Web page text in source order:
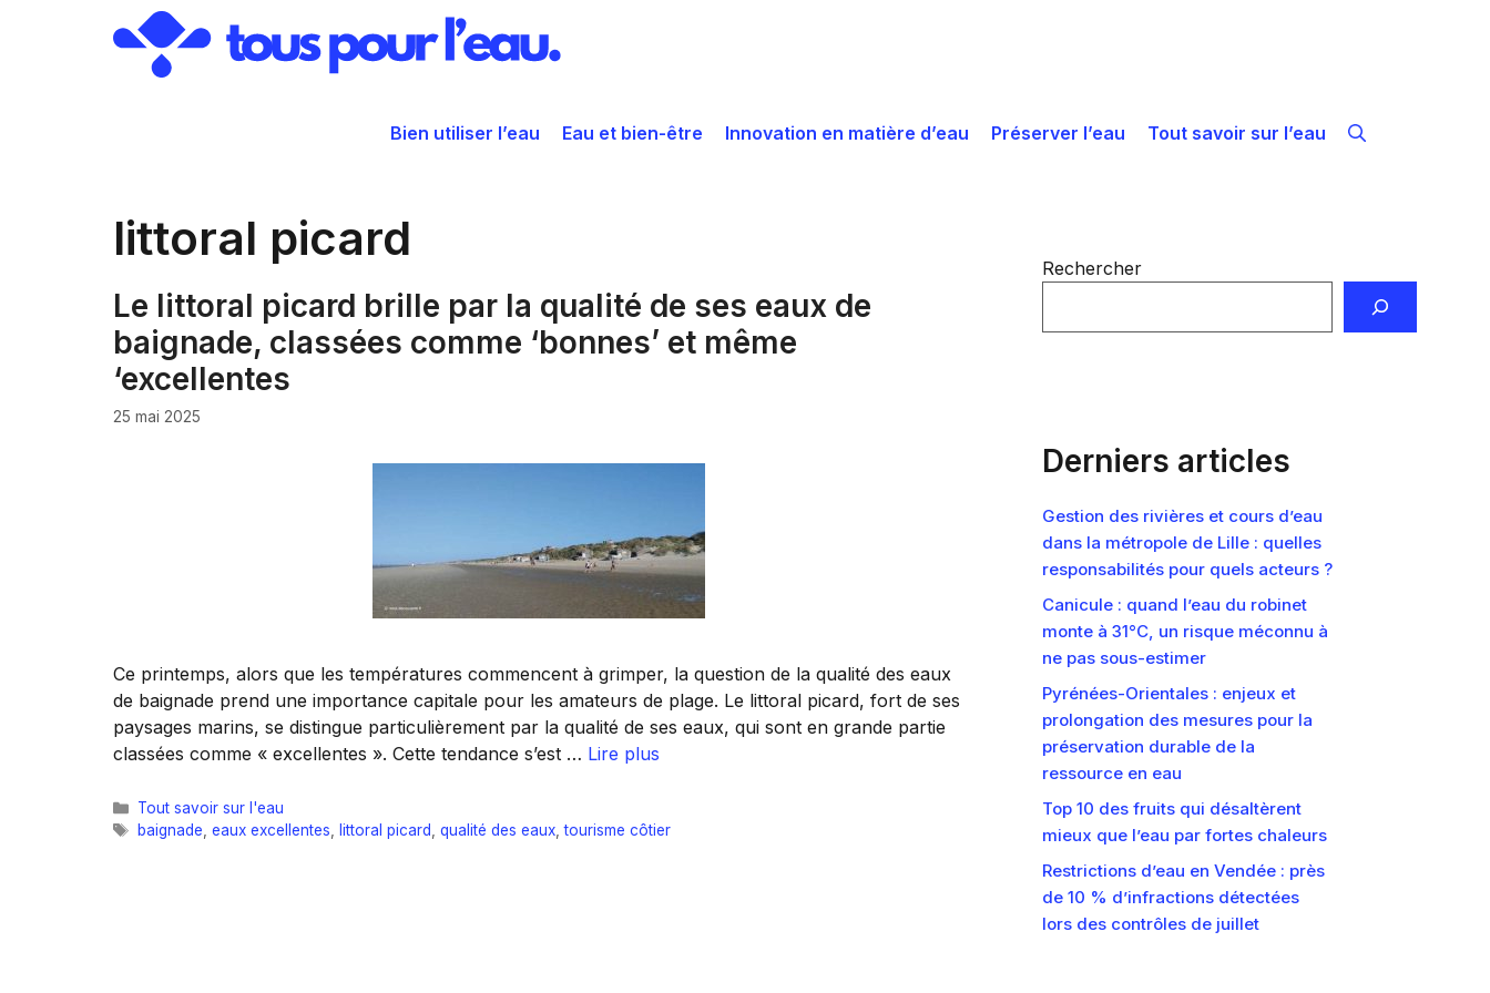
Bien utiliser l’eau Eau et bien-être Innovation en matière d’eau Préserver l’eau Tout savoir sur l’eau
littoral picard
Le littoral picard brille par la qualité de ses eaux de
baignade, classées comme ‘bonnes’ et même
‘excellentes
25 mai 2025
Ce printemps, alors que les températures commencent à grimper, la question de la qualité des eaux
de baignade prend une importance capitale pour les amateurs de plage. Le littoral picard, fort de ses
paysages marins, se distingue particulièrement par la qualité de ses eaux, qui sont en grande partie
classées comme « excellentes ». Cette tendance s’est … Lire plus
Catégories
Tout savoir sur l'eau
Étiquettes
baignade eaux excellentes littoral picard qualité des eaux,tourisme côtier
Rechercher
Derniers articles
Gestion des rivières et cours d’eau
dans la métropole de Lille : quelles
responsabilités pour quels acteurs ?
Canicule : quand l’eau du robinet
monte à 31°C, un risque méconnu à
ne pas sous-estimer
Pyrénées-Orientales : enjeux et
prolongation des mesures pour la
préservation durable de la
ressource en eau
Top 10 des fruits qui désaltèrent
mieux que l’eau par fortes chaleurs
Restrictions d’eau en Vendée : près
de 10 % d’infractions détectées
lors des contrôles de juillet